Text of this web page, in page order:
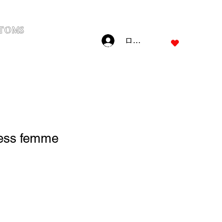
JPY (¥)
ログイン
femme